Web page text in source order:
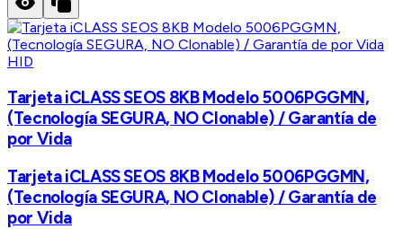
HID
Tarjeta iCLASS SEOS 8KB Modelo 5006PGGMN,
(Tecnología SEGURA, NO Clonable) / Garantía de
por Vida
Tarjeta iCLASS SEOS 8KB Modelo 5006PGGMN,
(Tecnología SEGURA, NO Clonable) / Garantía de
por Vida